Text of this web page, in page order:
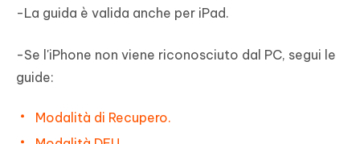
-La guida è valida anche per iPad.
-Se l'iPhone non viene riconosciuto dal PC, segui le
guide:
Modalità di Recupero.